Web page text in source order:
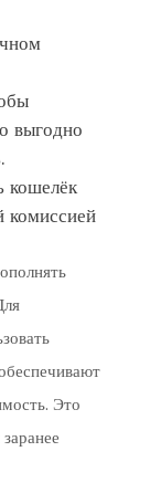
выгодно
кошелёк
Это